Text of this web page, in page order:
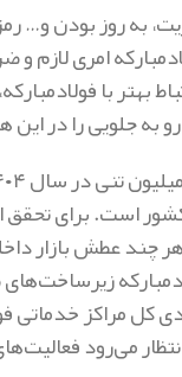
به روز بودن
امری
با
به جلویی را در
است. برای
عطش بازار داخلی
مراکز خدماتی
می‌رود